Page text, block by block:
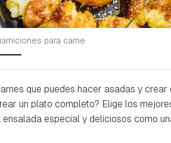
para carne
que puedes hacer asadas y
un plato completo? Elige los
especial y deliciosos como